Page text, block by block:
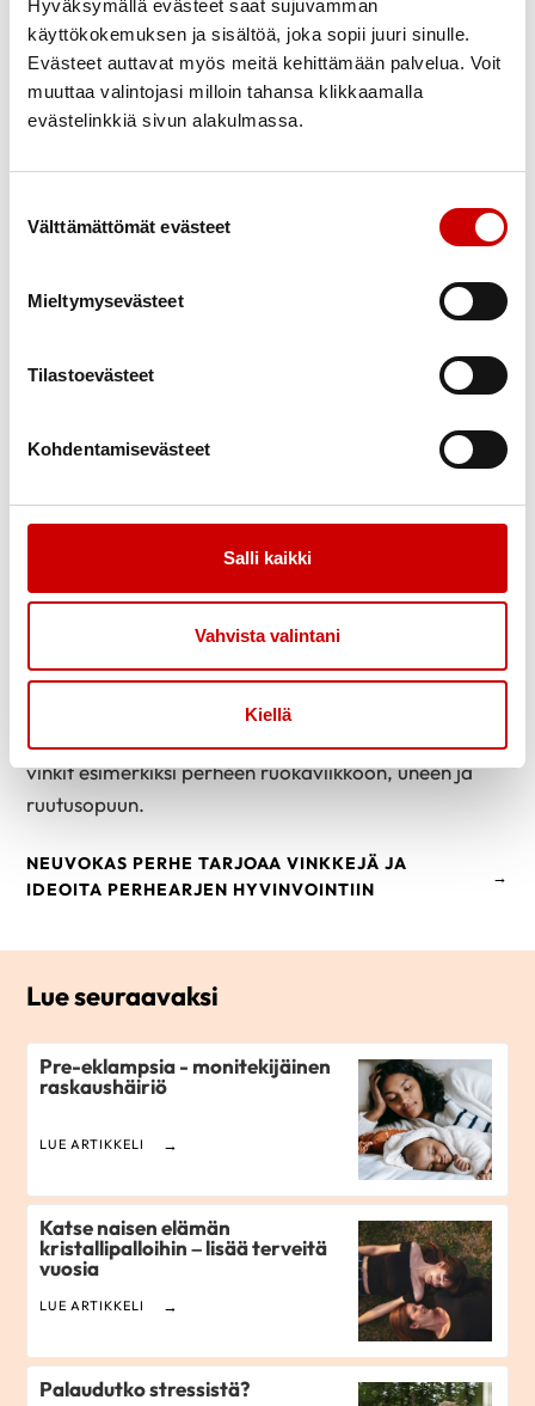
Hyväksymällä evästeet saat sujuvamman
käyttökokemuksen ja sisältöä, joka sopii juuri sinulle.
Evästeet auttavat myös meitä kehittämään palvelua. Voit
muuttaa valintojasi milloin tahansa klikkaamalla
evästelinkkiä sivun alakulmassa.
Välttämättömät evästeet
Mieltymysevästeet
Tilastoevästeet
Kohdentamisevästeet
Salli kaikki
Vahvista valintani
Kiellä
monin eri tavoin. Terveellisen ruokavalion kulmakivet
ovat myös kukkarolle edullisia.
TIETOA RUUAN MERKITYKSESTÄ TERVEYDELLE
Hyvä fyysinen kunto auttaa jaksamaan arkisissa
askareissa. Valitse itsellesi mieluisat tavat liikkua. Kun
liikkuminen on lähes päivittäistä ja monipuolista, sillä
on vaikutusta sydänterveyteen.
SÄÄNNÖLLINEN LIIKKUMINEN YLLÄPITÄÄ
Opettele lisäämään hyvää oloa arkeesi. Kun tunnet
painonhallintaa tukeviin tottumuksiin. Terveyden
kannalta sopiva paino suojelee myös sydäntäsi.
KUN LÖYTÄÄ KEINOJA PITÄÄ ITSESTÄÄN HUOLTA
Miten lisätä hyvinvointia keskellä lapsiperhearkea?
Miten harjoitella perheenä terveystaitoja? Poimi
vinkit esimerkiksi perheen ruokaviikkoon, uneen ja
ruutusopuun.
NEUVOKAS PERHE TARJOAA VINKKEJÄ JA
IDEOITA PERHEARJEN HYVINVOINTIIN
Lue seuraavaksi
Pre-eklampsia - monitekijäinen
raskaushäiriö
LUE ARTIKKELI
Katse naisen elämän
kristallipalloihin – lisää terveitä
vuosia
LUE ARTIKKELI
Palaudutko stressistä?